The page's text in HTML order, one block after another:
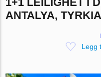
ANTALYA,
Legg